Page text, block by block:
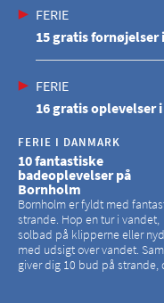
FERIE
15 gratis
FERIE
16 gratis oplevelser
FERIE I DANMARK
10 fantastiske
badeoplevelser på
Bornholm
Bornholm er fyldt med
strande. Hop en tur i vandet,
solbad på klipperne eller
med udsigt over vandet.
giver dig 10 bud på strande,